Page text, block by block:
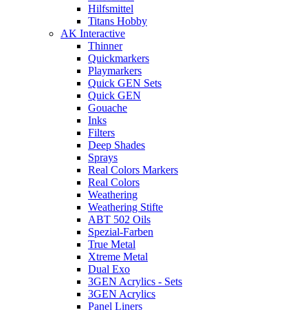
Hilfsmittel
Titans Hobby
AK Interactive
Thinner
Quickmarkers
Playmarkers
Quick GEN Sets
Quick GEN
Gouache
Inks
Filters
Deep Shades
Sprays
Real Colors Markers
Real Colors
Weathering
Weathering Stifte
ABT 502 Oils
Spezial-Farben
True Metal
Xtreme Metal
Dual Exo
3GEN Acrylics - Sets
3GEN Acrylics
Panel Liners